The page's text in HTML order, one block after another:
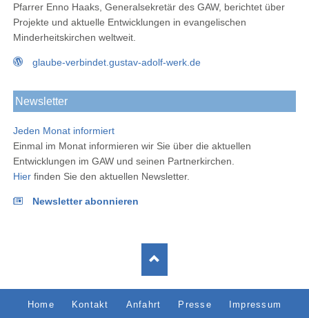
Pfarrer Enno Haaks, Generalsekretär des GAW, berichtet über
Projekte und aktuelle Entwicklungen in evangelischen
Minderheitskirchen weltweit.
glaube-verbindet.gustav-adolf-werk.de
Newsletter
Jeden Monat informiert
Einmal im Monat informieren wir Sie über die aktuellen
Entwicklungen im GAW und seinen Partnerkirchen.
Hierfinden Sie den aktuellen Newsletter.
Newsletter abonnieren
Navigation
Home Kontakt Anfahrt Presse Impressum